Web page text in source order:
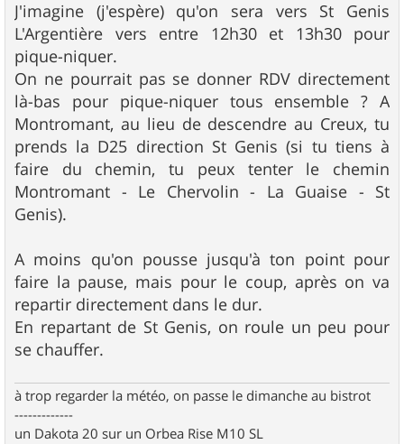
J'imagine (j'espère) qu'on sera vers St Genis
L'Argentière vers entre 12h30 et 13h30 pour
pique-niquer.
On ne pourrait pas se donner RDV directement
là-bas pour pique-niquer tous ensemble ? A
Montromant, au lieu de descendre au Creux, tu
prends la D25 direction St Genis (si tu tiens à
faire du chemin, tu peux tenter le chemin
Montromant - Le Chervolin - La Guaise - St
Genis).
A moins qu'on pousse jusqu'à ton point pour
faire la pause, mais pour le coup, après on va
repartir directement dans le dur.
En repartant de St Genis, on roule un peu pour
se chauffer.
à trop regarder la météo, on passe le dimanche au bistrot
-------------
un Dakota 20 sur un Orbea Rise M10 SL